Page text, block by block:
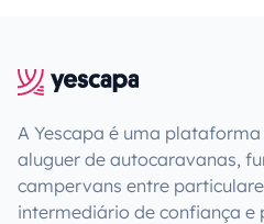
A Yescapa é uma
aluguer de autocaravanas,
campervans entre
intermediário de confiança e